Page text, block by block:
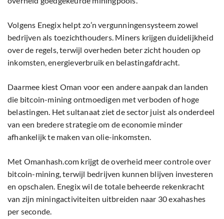
Volgens Enegix helpt zo’n vergunningensysteem zowel
bedrijven als toezichthouders. Miners krijgen duidelijkheid
over de regels, terwijl overheden beter zicht houden op
inkomsten, energieverbruik en belastingafdracht.
Daarmee kiest Oman voor een andere aanpak dan landen
die bitcoin-mining ontmoedigen met verboden of hoge
belastingen. Het sultanaat ziet de sector juist als onderdeel
van een bredere strategie om de economie minder
afhankelijk te maken van olie-inkomsten.
Met Omanhash.com krijgt de overheid meer controle over
bitcoin-mining, terwijl bedrijven kunnen blijven investeren
en opschalen. Enegix wil de totale beheerde rekenkracht
van zijn miningactiviteiten uitbreiden naar 30 exahashes
per seconde.